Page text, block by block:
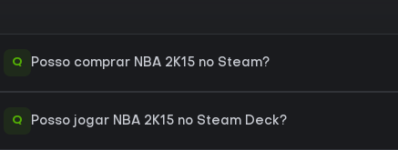
Q Posso comprar NBA 2K15 no Steam?
Q Posso jogar NBA 2K15 no Steam Deck?